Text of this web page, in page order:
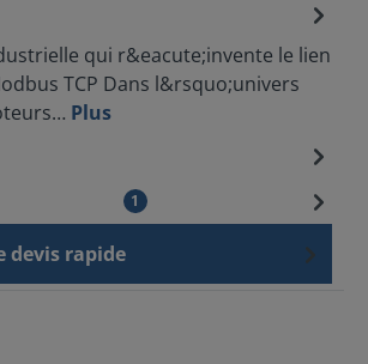
qui r&eacute;invente le lien
TCP Dans l&rsquo;univers
Plus
1
devis rapide